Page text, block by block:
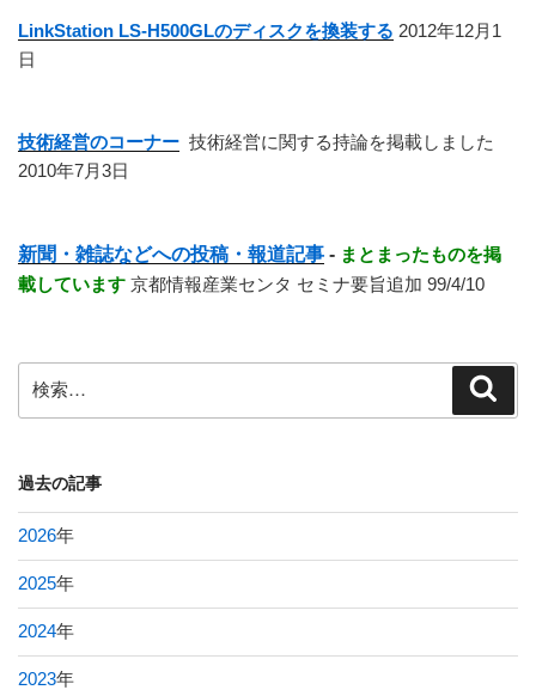
LinkStation LS-H500GLのディスクを換装する 2012年12月1
日
技術経営のコーナー 技術経営に関する持論を掲載しました
2010年7月3日
新聞・雑誌などへの投稿・報道記事 - まとまったものを掲
載しています 京都情報産業センタ セミナ要旨追加 99/4/10
索:
過去の記事
2026年
2025年
2024年
2023年